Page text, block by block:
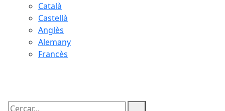
Català
Castellà
Anglès
Alemany
Francès